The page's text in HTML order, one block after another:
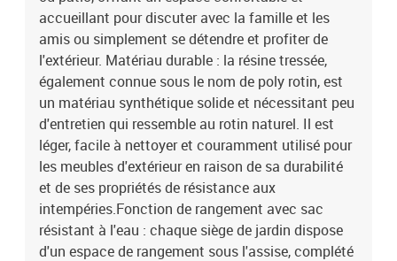
enduit de poudreDimensions : 65,5 x 62 x 69 cm (l x P x
H)Dimension du siège : 55 x 55 cm (l x P)Hauteur du siège à partir
du sol : 37 cmHauteur des accoudoirs à partir du sol : 55 cmTable
:Couleur : noirMatériau : résine tressée, acier enduit de poudre,
bois d'acacia massif avec finition à l'huileDimensions : 55 x 55 x
37 cm (L x l x H)Coussin :Couleur : noir Matériau de la couverture :
tissu (100 % polyester)Matériau de remplissage du coussin de
siège : mousseMatériau de remplissage du coussin de dossier :
fibre de cotonDimensions du coussin de siège : 55 x 55 x 3 cm (l x
P x é)Dimensions du coussin de dossier : 55 x 45 x 13 cm (L x l x
é)La livraison contient :1 x siège d'angle avec fonction de
rangement et sac résistant à l'eau2 x siège central incluant une
fonction de rangement avec un sac résistant à l'eau2 x canapé
d'accoudoir avec fonction de rangement et sac résistant à l'eau1 x
accueillant pour discuter avec la famille et les
amis ou simplement se détendre et profiter de
l'extérieur. Matériau durable : la résine tressée,
également connue sous le nom de poly rotin, est
un matériau synthétique solide et nécessitant peu
d'entretien qui ressemble au rotin naturel. Il est
léger, facile à nettoyer et couramment utilisé pour
les meubles d'extérieur en raison de sa durabilité
et de ses propriétés de résistance aux
intempéries.Fonction de rangement avec sac
résistant à l'eau : chaque siège de jardin dispose
d'un espace de rangement sous l'assise, complété